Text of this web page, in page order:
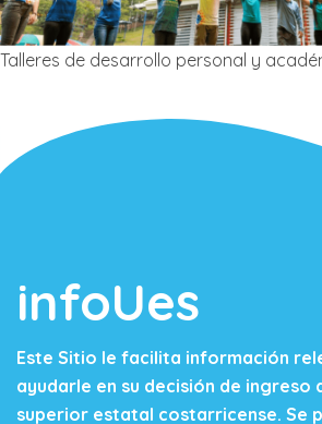
Talleres de desarrollo personal y
infoUes
Este Sitio le facilita información
ayudarle en su decisión de ingreso
superior estatal costarricense. Se